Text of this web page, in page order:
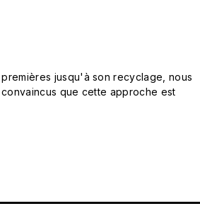
jusqu'à son recyclage, nous
que cette approche est